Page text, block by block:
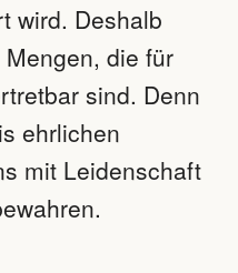
wird. Deshalb
die für
sind. Denn
ehrlichen
mit Leidenschaft